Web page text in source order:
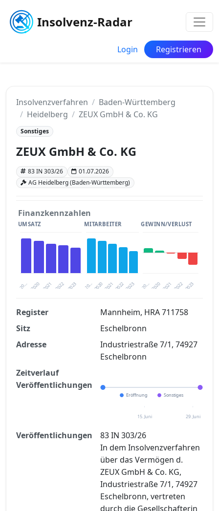
Insolvenz-Radar
Login Registrieren
Insolvenzverfahren
Baden-Württemberg
Heidelberg
ZEUX GmbH & Co. KG
Sonstiges
ZEUX GmbH & Co. KG
83 IN 303/26
01.07.2026
AG Heidelberg (Baden-Württemberg)
Finanzkennzahlen
UMSATZ
20… 2021 2023
2020 2022
MITARBEITER
20… 2021 2023
2020 2022
GEWINN/VERLUST
20… 2021 2023
2020 2022
Finanzkennzahlen nach kostenloser
Registrierung verfügbar
Jetzt kostenlos registrieren
Register
Mannheim, HRA 711758
Sitz
Eschelbronn
Adresse
Industriestraße 7/1, 74927
Eschelbronn
Zeitverlauf
Veröffentlichungen
Eröffnung Sonstiges
15. Juni 29. Juni
Veröffentlichungen
83 IN 303/26
In dem Insolvenzverfahren
über das Vermögen d.
ZEUX GmbH & Co. KG,
Industriestraße 7/1, 74927
Eschelbronn, vertreten
durch die Gesellschafterin